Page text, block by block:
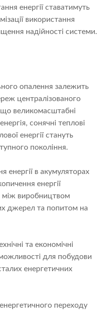
енергії ставатимуть
використання
надійності системи.
опалення залежить
централізованого
що великомасштабні
сонячні теплові
енергії стануть
покоління.
енергії в акумуляторах
енергії
виробництвом
джерел та попитом на
та економічні
для побудови
енергетичних
переходу